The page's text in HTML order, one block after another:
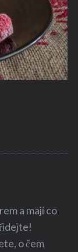
a mají co
o čem